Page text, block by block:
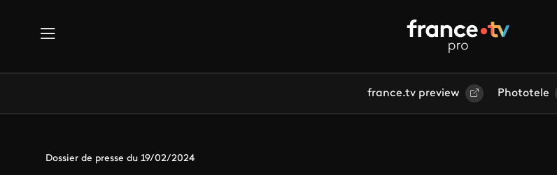
france.tv preview Phototele
Dossier de presse du 19/02/2024